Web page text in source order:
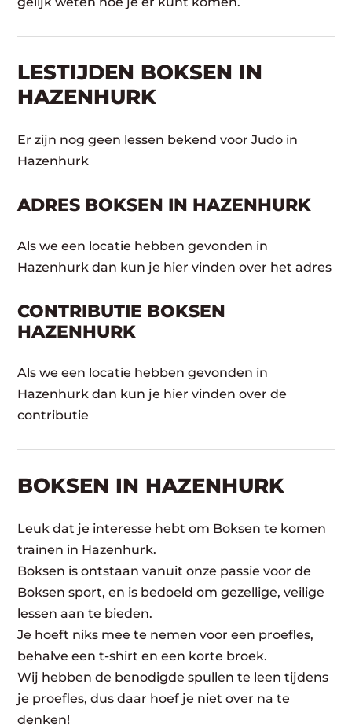
LESTIJDEN BOKSEN IN
HAZENHURK
Er zijn nog geen lessen bekend voor Judo in
Hazenhurk
ADRES BOKSEN IN HAZENHURK
Als we een locatie hebben gevonden in
Hazenhurk dan kun je hier vinden over het adres
CONTRIBUTIE BOKSEN
HAZENHURK
Als we een locatie hebben gevonden in
Hazenhurk dan kun je hier vinden over de
contributie
BOKSEN IN HAZENHURK
Leuk dat je interesse hebt om Boksen te komen
trainen in Hazenhurk.
Boksen is ontstaan vanuit onze passie voor de
Boksen sport, en is bedoeld om gezellige, veilige
lessen aan te bieden.
Je hoeft niks mee te nemen voor een proefles,
behalve een t-shirt en een korte broek.
Wij hebben de benodigde spullen te leen tijdens
je proefles, dus daar hoef je niet over na te
denken!